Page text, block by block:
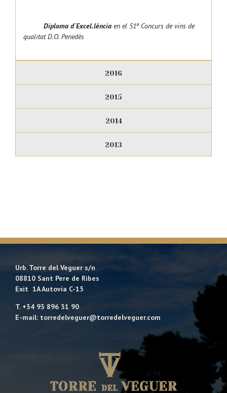
Diploma d´Excel.lència en el 51º Concurs de vins de
qualitat D.O. Penedès
2016
2015
2014
2013
Urb. Torre del Veguer s/n
08810 Sant Pere de Ribes
Exit 1A Autovía C-15
T. +34 93 896 31 90
E-mail: torredelveguer@torredelveguer.com